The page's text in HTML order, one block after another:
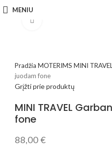
MENIU
Pradžia MOTERIMS MINI TRAVEL
juodam fone
Grįžti prie produktų
MINI TRAVEL
fone
88,00€